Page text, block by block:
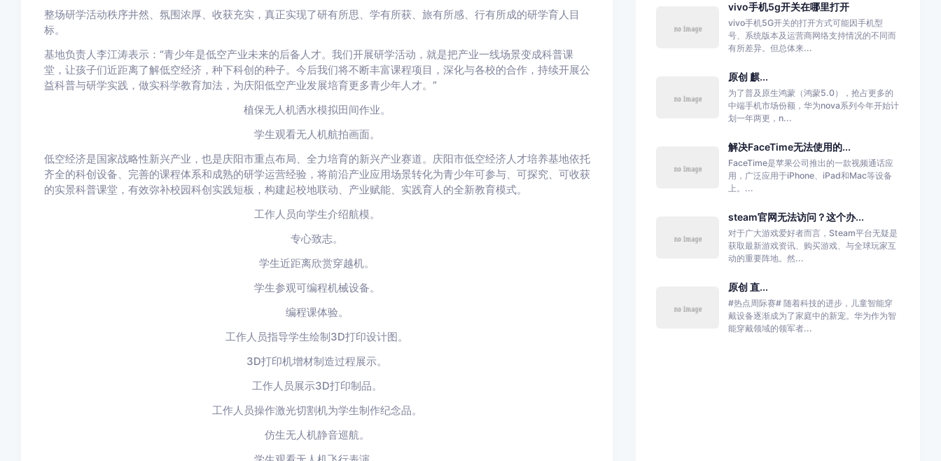
整场研学活动秩序井然、氛围浓厚、收获充实，真正实现了研有所思、学有所获、旅有所感、行有所成的研学育人目
标。
基地负责人李江涛表示：“青少年是低空产业未来的后备人才。我们开展研学活动，就是把产业一线场景变成科普课
堂，让孩子们近距离了解低空经济，种下科创的种子。今后我们将不断丰富课程项目，深化与各校的合作，持续开展公
益科普与研学实践，做实科学教育加法，为庆阳低空产业发展培育更多青少年人才。”
植保无人机洒水模拟田间作业。
学生观看无人机航拍画面。
低空经济是国家战略性新兴产业，也是庆阳市重点布局、全力培育的新兴产业赛道。庆阳市低空经济人才培养基地依托
齐全的科创设备、完善的课程体系和成熟的研学运营经验，将前沿产业应用场景转化为青少年可参与、可探究、可收获
的实景科普课堂，有效弥补校园科创实践短板，构建起校地联动、产业赋能、实践育人的全新教育模式。
工作人员向学生介绍航模。
专心致志。
学生近距离欣赏穿越机。
学生参观可编程机械设备。
编程课体验。
工作人员指导学生绘制3D打印设计图。
3D打印机增材制造过程展示。
工作人员展示3D打印制品。
工作人员操作激光切割机为学生制作纪念品。
仿生无人机静音巡航。
vivo手机5g开关在哪里打开
vivo手机5G开关的打开方式可能因手机型
号、系统版本及运营商网络支持情况的不同而
有所差异。但总体来...
原创 麒...
为了普及原生鸿蒙（鸿蒙5.0），抢占更多的
中端手机市场份额，华为nova系列今年开始计
划一年两更，n...
解决FaceTime无法使用的...
FaceTime是苹果公司推出的一款视频通话应
用，广泛应用于iPhone、iPad和Mac等设备
上。...
steam官网无法访问？这个办...
对于广大游戏爱好者而言，Steam平台无疑是
获取最新游戏资讯、购买游戏、与全球玩家互
动的重要阵地。然...
原创 直...
#热点周际赛# 随着科技的进步，儿童智能穿
戴设备逐渐成为了家庭中的新宠。华为作为智
能穿戴领域的领军者...